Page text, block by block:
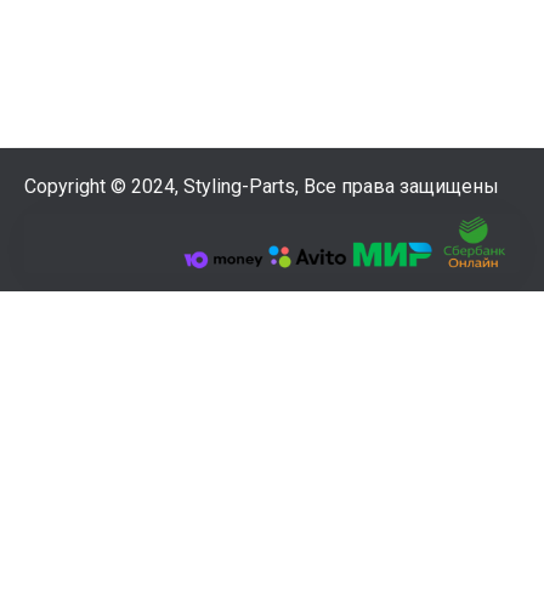
Copyright © 2024, Styling-Parts, Все права защищены